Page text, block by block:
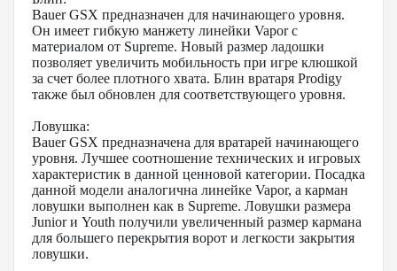
Bauer GSX предназначен для начинающего уровня.
Он имеет гибкую манжету линейки Vapor с
материалом от Supreme. Новый размер ладошки
позволяет увеличить мобильность при игре клюшкой
за счет более плотного хвата. Блин вратаря Prodigy
также был обновлен для соответствующего уровня.
Ловушка:
Bauer GSX предназначена для вратарей начинающего
уровня. Лучшее соотношение технических и игровых
характеристик в данной ценновой категории. Посадка
данной модели аналогична линейке Vapor, а карман
ловушки выполнен как в Supreme. Ловушки размера
Junior и Youth получили увеличенный размер кармана
для большего перекрытия ворот и легкости закрытия
ловушки.